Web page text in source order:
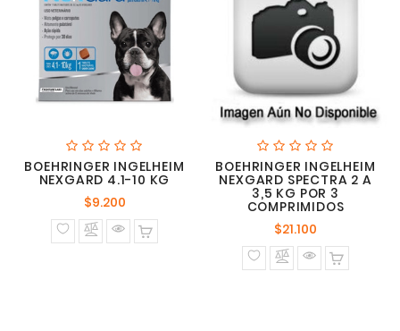
BOEHRINGER INGELHEIM
NEXGARD 4.1-10 KG
$9.200Precio
normal
BOEHRINGER INGELHEIM
NEXGARD SPECTRA 2 A
3,5 KG POR 3
COMPRIMIDOS
$21.100
normal